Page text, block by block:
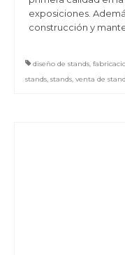
exposiciones.
construcción y
diseño de stands,
stands, stands, venta de